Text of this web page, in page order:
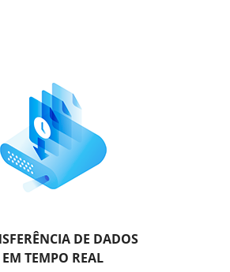
DE DADOS
EM TEMPO REAL